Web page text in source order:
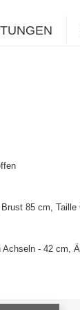
85 cm, Taille
- 42 cm,